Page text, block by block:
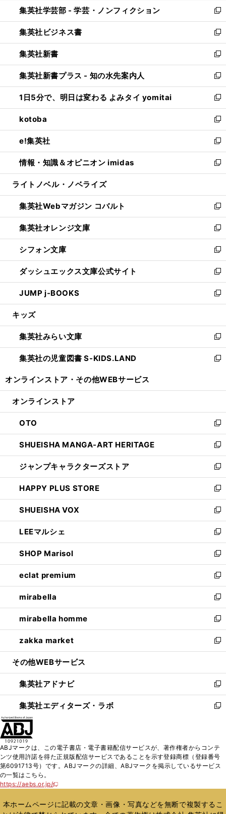
く
で
開
く
ド
ウ
で
開
く
ィ
ン
ド
ウ
で
開
く
集英社学芸部 - 学芸・ノンフィクション
新
し
い
ウ
ィ
ン
ド
ウ
で
開
く
集英社ビジネス書
新
し
い
ウ
ィ
ン
ド
ウ
で
開
く
集英社新書
新
し
い
ウ
ィ
ン
ド
ウ
で
開
く
集英社新書プラス - 知の水先案内人
新
し
い
ウ
ィ
ン
ド
ウ
で
開
1日5分で、明日は変わる よみタイ yomitai
新
し
い
ウ
ィ
ン
ド
ウ
開
く
kotoba
新
し
い
ウ
ィ
ン
ウ
で
開
く
e!集英社
新
し
い
ウ
ン
ド
ウ
で
開
く
情報・知識＆オピニオン imidas
新
し
ウ
ィ
ン
ド
ウ
で
開
く
ライトノベル・ノベライズ
集英社Webマガジン コバルト
新
し
い
ウ
ィ
ン
ド
ウ
で
開
集英社オレンジ文庫
新
し
い
ウ
ィ
ン
ド
ウ
開
く
シフォン文庫
新
し
い
ウ
ィ
ン
ウ
で
開
く
ダッシュエックス文庫公式サイト
新
し
い
ウ
ン
ド
ウ
で
JUMP j-BOOKS
新
し
ウ
ィ
ン
ド
開
キッズ
集英社みらい文庫
新
し
い
ン
ウ
で
開
く
集英社の児童図書 S-KIDS.LAND
新
ウ
ン
ド
ウ
で
開
く
オンラインストア・ その他WEBサービス
オンラインストア
OTO
新
し
い
ウ
ィ
ン
ド
ウ
で
開
く
SHUEISHA MANGA-ART HERITAGE
新
し
い
ウ
ィ
ン
ド
ウ
で
開
く
ジャンプキャラクターズストア
新
し
い
ウ
ィ
ン
ド
ウ
で
開
く
HAPPY PLUS STORE
新
し
い
ウ
ィ
ン
ド
ウ
で
開
く
SHUEISHA VOX
新
し
い
ウ
ィ
ン
ド
ウ
で
開
く
LEEマルシェ
新
し
い
ウ
ィ
ン
ド
ウ
で
開
く
SHOP Marisol
新
し
い
ウ
ィ
ン
ド
ウ
で
開
eclat premium
新
し
い
ウ
ィ
ン
ド
ウ
開
く
mirabella
新
し
い
ウ
ィ
ン
ウ
で
開
く
mirabella homme
新
し
い
ウ
ン
ド
ウ
で
zakka market
新
し
ウ
ィ
ン
ド
く
その他WEBサービス
集英社アドナビ
新
し
い
ド
ウ
で
集英社エディターズ・ラボ
新
ィ
ン
ド
開
ABJマークは、この電子書店・電子書籍配信サービスが、著作権者からコンテ
ンツ使用許諾を得た正規版配信サービスであることを示す登録商標（登録番号
第6091713号）です。ABJマークの詳細、ABJマークを掲示しているサービス
の一覧はこちら。
https://aebs.or.jp/
新
い
ウ
本ホームページに記載の文章・画像・写真などを無断で複製するこ